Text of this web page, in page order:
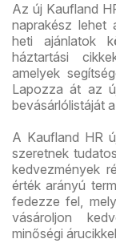
Az új Kaufland
naprakész lehet
heti ajánlatok
háztartási
amelyek
Lapozza át az
bevásárlólistáját
A Kaufland HR
szeretnek
kedvezmények
érték arányú
fedezze fel,
vásároljon
minőségi